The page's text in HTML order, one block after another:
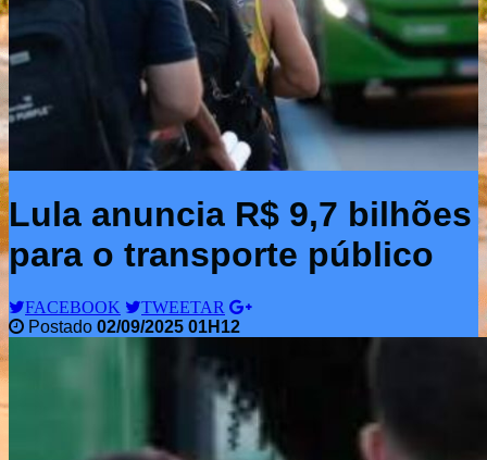
Lula anuncia R$ 9,7 bilhões
para o transporte público
FACEBOOK
TWEETAR
Postado 02/09/2025 01H12